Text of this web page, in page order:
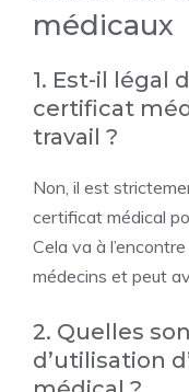
médicaux
1. Est-il légal
certificat
travail ?
Non, il est
certificat médical
Cela va à
médecins et peut
2. Quelles
d’utilisation